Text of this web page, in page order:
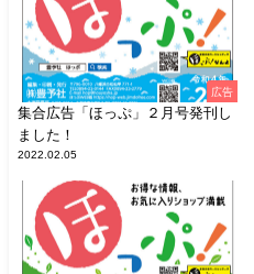
広告
集合広告「ほっぷ」２月号発刊し
ました！
2022.02.05